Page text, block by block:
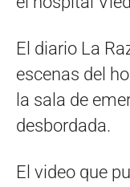
El diario La
escenas del
la sala de
desbordada.
El video que